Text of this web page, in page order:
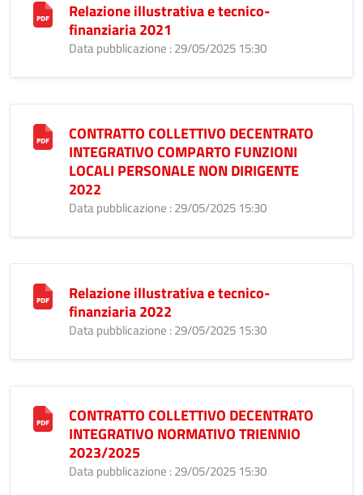
Relazione illustrativa e tecnico-
finanziaria 2021
Data pubblicazione : 29/05/2025 15:30
CONTRATTO COLLETTIVO DECENTRATO
INTEGRATIVO COMPARTO FUNZIONI
LOCALI PERSONALE NON DIRIGENTE
2022
Data pubblicazione : 29/05/2025 15:30
Relazione illustrativa e tecnico-
finanziaria 2022
Data pubblicazione : 29/05/2025 15:30
CONTRATTO COLLETTIVO DECENTRATO
INTEGRATIVO NORMATIVO TRIENNIO
2023/2025
Data pubblicazione : 29/05/2025 15:30